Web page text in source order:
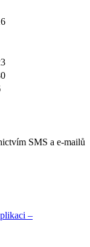
SMS a e-mailů
–